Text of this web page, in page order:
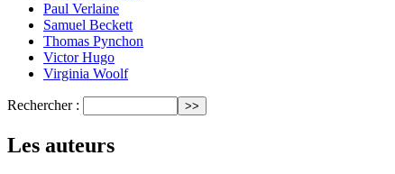
Paul Verlaine
Samuel Beckett
Thomas Pynchon
Victor Hugo
Virginia Woolf
Rechercher :
Les auteurs